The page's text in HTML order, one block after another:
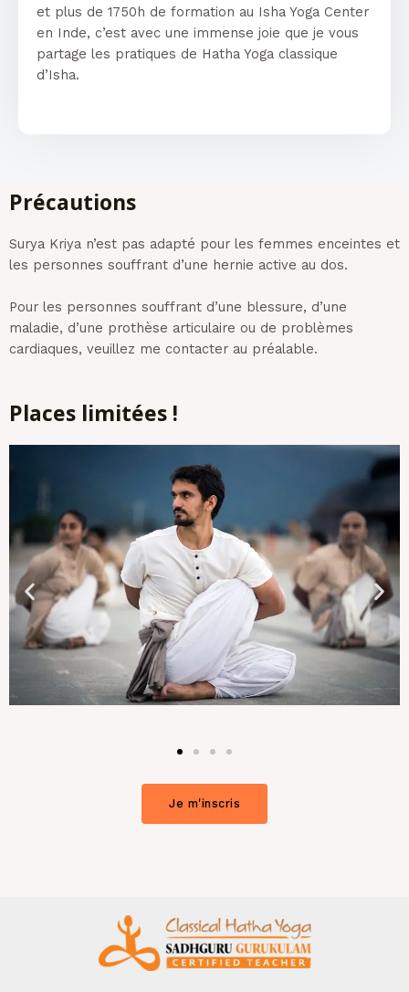
et plus de 1750h de formation au Isha Yoga Center
en Inde, c’est avec une immense joie que je vous
partage les pratiques de Hatha Yoga classique
d’Isha.
Précautions
Surya Kriya n’est pas adapté pour les femmes enceintes et
les personnes souffrant d’une hernie active au dos.
Pour les personnes souffrant d’une blessure, d’une
maladie, d’une prothèse articulaire ou de problèmes
cardiaques, veuillez me contacter au préalable.
Places limitées !
Je m'inscris